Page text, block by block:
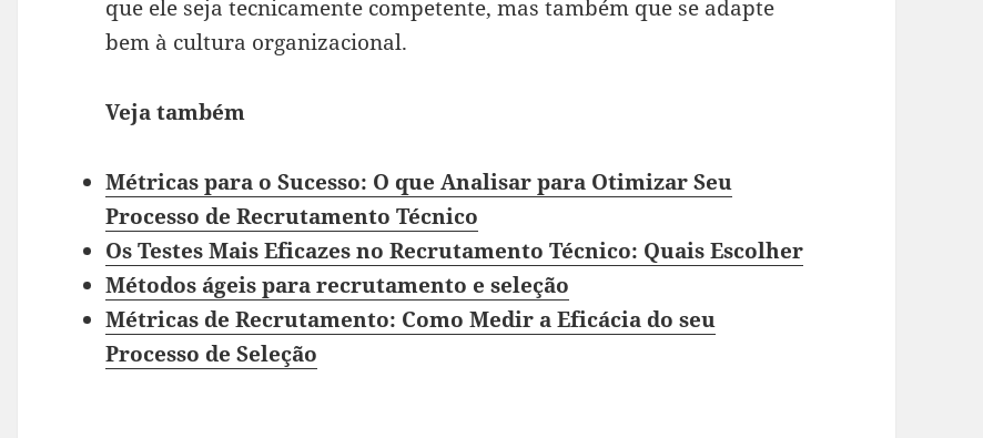
que ele seja tecnicamente competente, mas também que se adapte
bem à cultura organizacional.
Veja também
Métricas para o Sucesso: O que Analisar para Otimizar Seu
Processo de Recrutamento Técnico
Os Testes Mais Eficazes no Recrutamento Técnico: Quais Escolher
Métodos ágeis para recrutamento e seleção
Métricas de Recrutamento: Como Medir a Eficácia do seu
Processo de Seleção